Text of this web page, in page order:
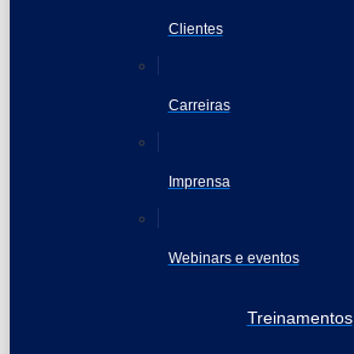
Clientes
Carreiras
Imprensa
Webinars e eventos
Treinamentos